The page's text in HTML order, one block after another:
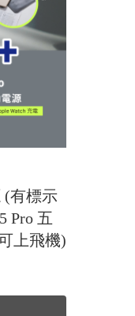
(有標示
Pro 五
上飛機)